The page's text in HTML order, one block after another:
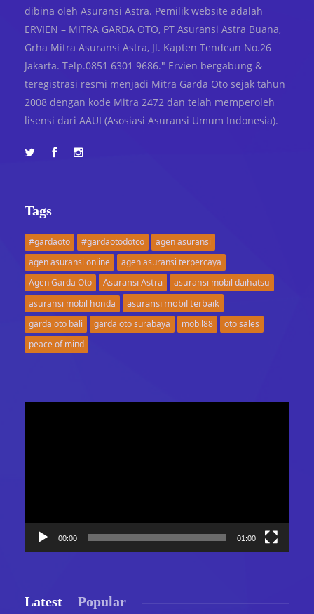
dibina oleh Asuransi Astra. Pemilik website adalah
ERVIEN – MITRA GARDA OTO, PT Asuransi Astra Buana,
Grha Mitra Asuransi Astra, Jl. Kapten Tendean No.26
Jakarta. Telp.0851 6301 9686." Ervien bergabung &
teregistrasi resmi menjadi Mitra Garda Oto sejak tahun
2008 dengan kode Mitra 2472 dan telah memperoleh
lisensi dari AAUI (Asosiasi Asuransi Umum Indonesia).
Tags
#gardaoto #gardaotodotco
agen asuransi
agen asuransi online
agen asuransi terpercaya
Agen Garda Oto
Asuransi Astra
asuransi mobil daihatsu
asuransi mobil honda
asuransi mobil terbaik
garda oto bali garda oto surabaya mobil88
oto sales
peace of mind
00:00 01:00
Latest Popular